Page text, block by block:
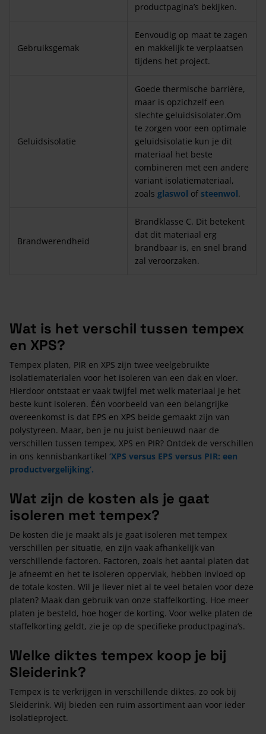
productpagina’s bekijken.
Gebruiksgemak
Eenvoudig op maat te zagen
en makkelijk te verplaatsen
tijdens het project.
Geluidsisolatie
Goede thermische barrière,
maar is opzichzelf een
slechte geluidsisolater.Om
te zorgen voor een optimale
geluidsisolatie kun je dit
materiaal het beste
combineren met een andere
variant isolatiemateriaal,
zoals glaswol of steenwol.
Brandwerendheid
Brandklasse C. Dit betekent
dat dit materiaal erg
brandbaar is, en snel brand
zal veroorzaken.
Wat is het verschil tussen tempex
en XPS?
Tempex platen, PIR en XPS zijn twee veelgebruikte
isolatiematerialen voor het isoleren van een dak en vloer.
Hierdoor ontstaat er vaak twijfel met welk materiaal je het
beste kunt isoleren. Één voorbeeld van een belangrijke
overeenkomst is dat EPS en XPS beide gemaakt zijn van
polystyreen. Maar, ben je nu juist benieuwd naar de
verschillen tussen tempex, XPS en PIR? Ontdek de verschillen
in ons kennisbankartikel ‘XPS versus EPS versus PIR: een
productvergelijking’.
Wat zijn de kosten als je gaat
isoleren met tempex?
De kosten die je maakt als je gaat isoleren met tempex
verschillen per situatie, en zijn vaak afhankelijk van
verschillende factoren. Factoren, zoals het aantal platen dat
je afneemt en het te isoleren oppervlak, hebben invloed op
de totale kosten. Wil je liever niet al te veel betalen voor deze
platen? Maak dan gebruik van onze staffelkorting. Hoe meer
platen je besteld, hoe hoger de korting. Voor welke platen de
staffelkorting geldt, zie je op de specifieke productpagina’s.
Welke diktes tempex koop je bij
Sleiderink?
Tempex is te verkrijgen in verschillende diktes, zo ook bij
Sleiderink. Wij bieden een ruim assortiment aan voor ieder
isolatieproject.